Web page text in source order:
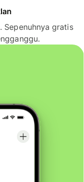
Sepenuhnya gratis